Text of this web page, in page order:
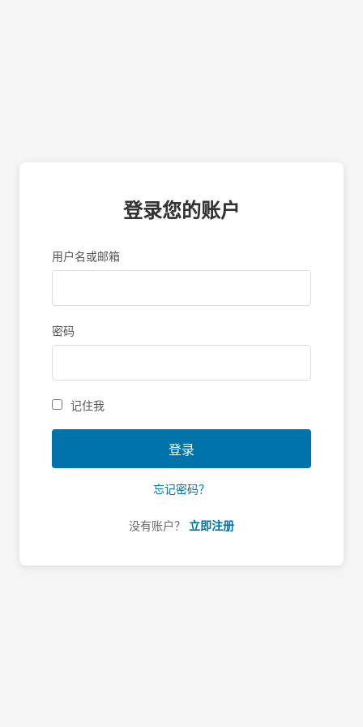
登录您的账户
用户名或邮箱
密码
记住我
登录
忘记密码？
没有账户？ 立即注册